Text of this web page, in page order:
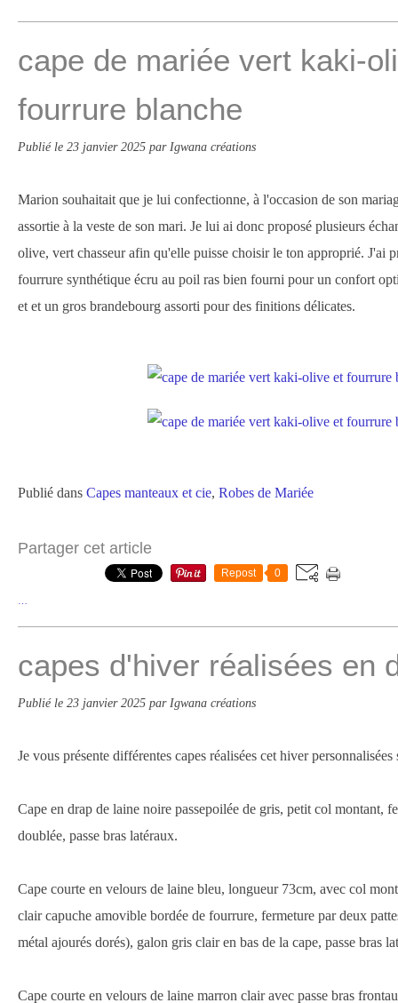
cape de mariée vert kaki-
fourrure blanche
Publié le 23 janvier 2025 par Igwana créations
Marion souhaitait que je lui confectionne, à l'occasion de son
assortie à la veste de son mari. Je lui ai donc proposé plusieurs
olive, vert chasseur afin qu'elle puisse choisir le ton approprié. J'ai
fourrure synthétique écru au poil ras bien fourni pour un confort
et et un gros brandebourg assorti pour des finitions délicates.
Publié dans Capes manteaux et cie, Robes de Mariée
Partager cet article
Repost 0
capes d'hiver réalisées en
Publié le 23 janvier 2025 par Igwana créations
Je vous présente différentes capes réalisées cet hiver
Cape en drap de laine noire passepoilée de gris, petit col montant,
doublée, passe bras latéraux.
Cape courte en velours de laine bleu, longueur 73cm, avec col
clair capuche amovible bordée de fourrure, fermeture par deux
métal ajourés dorés), galon gris clair en bas de la cape, passe bras
Cape courte en velours de laine marron clair avec passe bras